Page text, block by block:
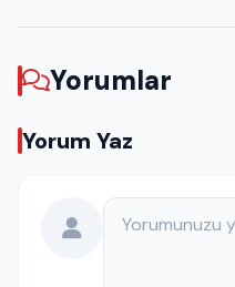
Yorumlar
Yorum Yaz
Yorumunuz